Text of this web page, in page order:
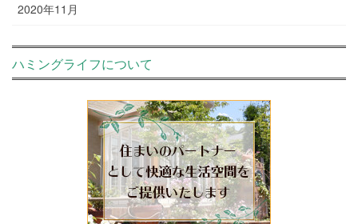
2020年11月
ハミングライフについて